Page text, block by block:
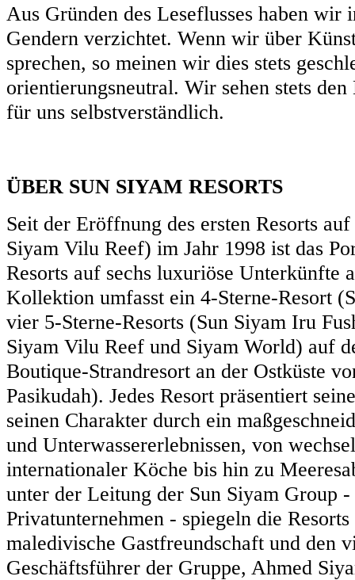
Aus Gründen des Leseflusses haben wir
Gendern verzichtet. Wenn wir über
sprechen, so meinen wir dies stets
orientierungsneutral. Wir sehen stets
für uns selbstverständlich.
ÜBER SUN SIYAM RESORTS
Seit der Eröffnung des ersten Resorts
Siyam Vilu Reef) im Jahr 1998 ist das
Resorts auf sechs luxuriöse Unterkünfte
Kollektion umfasst ein 4-Sterne-Resort
vier 5-Sterne-Resorts (Sun Siyam Iru
Siyam Vilu Reef und Siyam World) auf
Boutique-Strandresort an der Ostküste
Pasikudah). Jedes Resort präsentiert
seinen Charakter durch ein
und Unterwassererlebnissen, von
internationaler Köche bis hin zu
unter der Leitung der Sun Siyam Group
Privatunternehmen - spiegeln die
maledivische Gastfreundschaft und den
Geschäftsführer der Gruppe, Ahmed